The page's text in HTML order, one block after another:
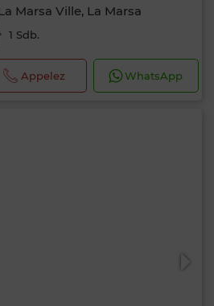
Marsa Ville, La Marsa
1 Sdb.
Appelez WhatsApp